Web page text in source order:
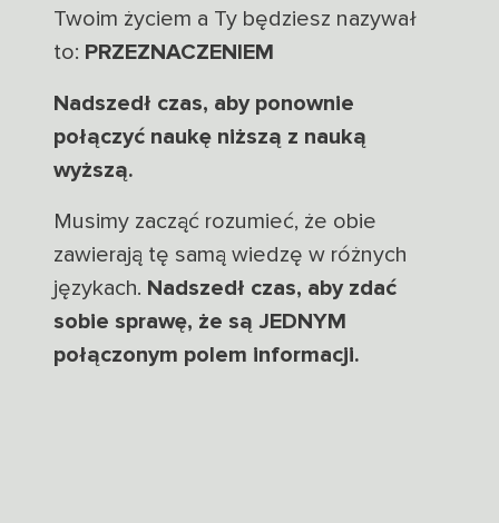
Twoim życiem a Ty będziesz nazywał
to: PRZEZNACZENIEM
Nadszedł czas, aby ponownie
połączyć naukę niższą z nauką
wyższą.
Musimy zacząć rozumieć, że obie
zawierają tę samą wiedzę w różnych
językach. Nadszedł czas, aby zdać
sobie sprawę, że są JEDNYM
połączonym polem informacji.